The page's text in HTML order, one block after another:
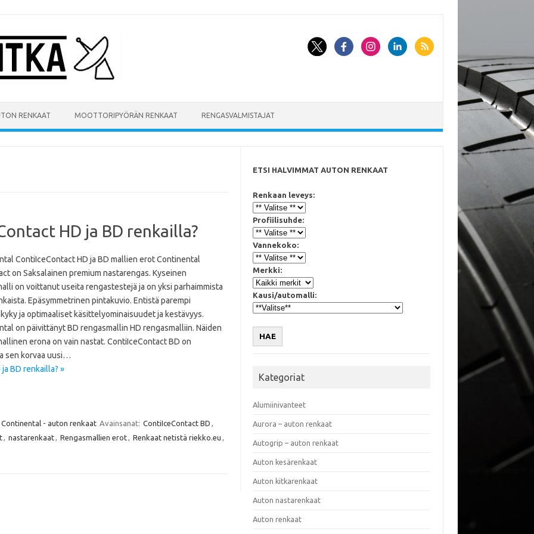
RENKAAT MOOTTORIPYÖRÄN RENKAAT RENGASVALMISTAJAT
HD ja BD renkailla?
ContiIceContact HD ja BD mallien erot Continental
on Saksalainen premium nastarengas. Kyseinen
on voittanut useita rengastestejä ja on yksi parhaimmista
Epäsymmetrinen pintakuvio. Entistä parempi
ja optimaaliset käsittelyominaisuudet ja kestävyys.
on päivittänyt BD rengasmallin HD rengasmalliin. Näiden
erona on vain nastat. ContiIceContact BD on
sen korvaa uusi…
BD renkailla? »
Continental - auton renkaat Avainsanat: ContiIceContact BD ,
, nastarenkaat, Rengasmallien erot, Renkaat netistä riekko.eu ,
ETSI HALVIMMAT AUTON RENKAAT
Renkaan leveys:
Profiilisuhde:
Vannekoko:
Merkki:
Kausi/automalli:
HAE
Kategoriat
Alumiinivanteet
Aurora – auton renkaat
Autogrip – auton renkaat
Auton kesärenkaat
Auton kitkarenkaat
Auton nastarenkaat
Auton renkaat